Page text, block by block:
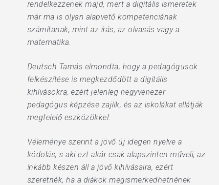
rendelkezzenek majd, mert a digitális ismeretek
már ma is olyan alapvető kompetenciának
számítanak, mint az írás, az olvasás vagy a
matematika.
Deutsch Tamás elmondta, hogy a pedagógusok
felkészítése is megkezdődött a digitális
kihívásokra, ezért jelenleg negyvenezer
pedagógus képzése zajlik, és az iskolákat ellátják
megfelelő eszközökkel.
Véleménye szerint a jövő új idegen nyelve a
kódolás, s aki ezt akár csak alapszinten műveli, az
inkább készen áll a jövő kihívásaira, ezért
szeretnék, ha a diákok megismerkedhetnének